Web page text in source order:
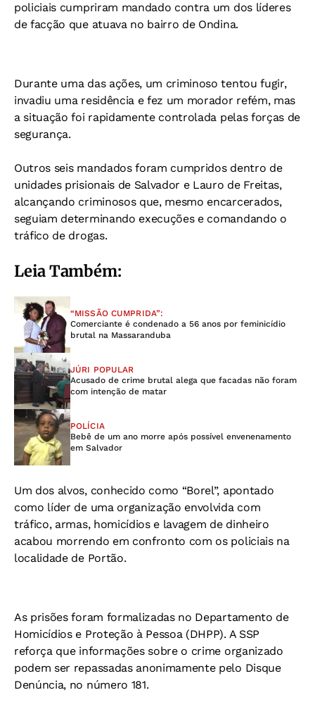
policiais cumpriram mandado contra um dos líderes
de facção que atuava no bairro de Ondina.
Durante uma das ações, um criminoso tentou fugir,
invadiu uma residência e fez um morador refém, mas
a situação foi rapidamente controlada pelas forças de
segurança.
Outros seis mandados foram cumpridos dentro de
unidades prisionais de Salvador e Lauro de Freitas,
alcançando criminosos que, mesmo encarcerados,
seguiam determinando execuções e comandando o
tráfico de drogas.
Leia Também:
“MISSÃO CUMPRIDA”:
Comerciante é condenado a 56 anos por feminicídio
brutal na Massaranduba
JÚRI POPULAR
Acusado de crime brutal alega que facadas não foram
com intenção de matar
POLÍCIA
Bebê de um ano morre após possível envenenamento
em Salvador
Um dos alvos, conhecido como “Borel”, apontado
como líder de uma organização envolvida com
tráfico, armas, homicídios e lavagem de dinheiro
acabou morrendo em confronto com os policiais na
localidade de Portão.
As prisões foram formalizadas no Departamento de
Homicídios e Proteção à Pessoa (DHPP). A SSP
reforça que informações sobre o crime organizado
podem ser repassadas anonimamente pelo Disque
Denúncia, no número 181.